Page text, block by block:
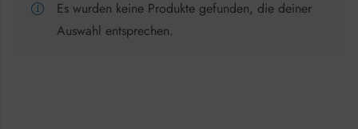
Es wurden keine Produkte gefunden, die deiner
Auswahl entsprechen.